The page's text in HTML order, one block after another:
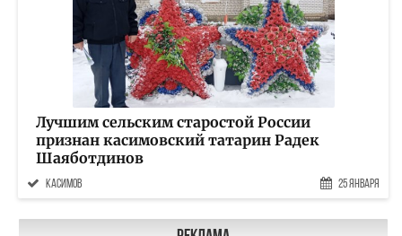
Лучшим сельским старостой России
признан касимовский татарин Радек
Шаяботдинов
Касимов 25 Января